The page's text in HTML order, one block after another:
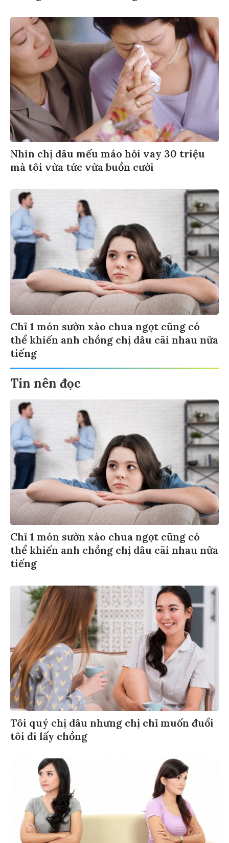
Nhìn chị dâu mếu máo hỏi vay 30 triệu
mà tôi vừa tức vừa buồn cười
Chỉ 1 món sườn xào chua ngọt cũng có
thể khiến anh chồng chị dâu cãi nhau nửa
tiếng
Tin nên đọc
Chỉ 1 món sườn xào chua ngọt cũng có
thể khiến anh chồng chị dâu cãi nhau nửa
tiếng
Tôi quý chị dâu nhưng chị chỉ muốn đuổi
tôi đi lấy chồng